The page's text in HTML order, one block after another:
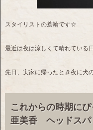
スタイリストの蓑輪です☆
最近は夜は涼しくて晴れている
先日、実家に帰ったとき夜に犬
これからの時期に
亜美香 ヘッドスパ